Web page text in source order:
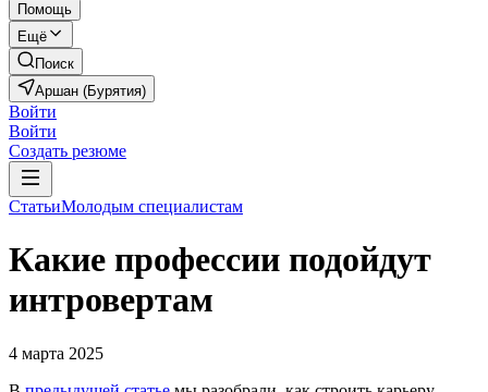
Помощь
Ещё
Поиск
Аршан (Бурятия)
Войти
Войти
Создать резюме
СтатьиМолодым специалистам
Какие профессии подойдут
интровертам
4 марта 2025